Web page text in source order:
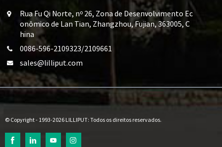
Rua Fu Qi Norte, nº 26, Zona de Desenvolvimento Ec
onômico de Lan Tian, ​​Zhangzhou, Fujian, 363005, C
hina
0086-596-2109323/2109661
sales@lilliput.com
© Copyright - 1993-2026 LILLIPUT: Todos os direitos reservados.